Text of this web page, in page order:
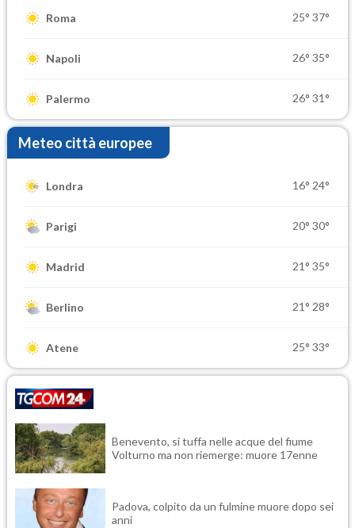
Roma 25° 37°
Napoli 26° 35°
Palermo 26° 31°
Meteo città europee
Londra 16° 24°
Parigi 20° 30°
Madrid 21° 35°
Berlino 21° 28°
Atene 25° 33°
Benevento, si tuffa nelle acque del fiume
Volturno ma non riemerge: muore 17enne
Padova, colpito da un fulmine muore dopo sei
anni